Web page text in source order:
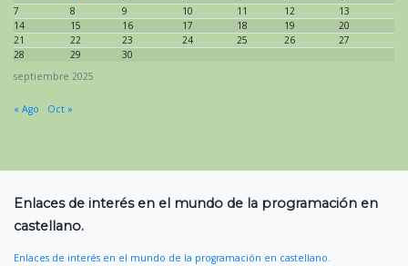
septiembre 2025
7
8 9 10 11 12
13
14
15 16 17 18 19
20
21
22 23 24 25 26
27
28
29 30
« Ago Oct »
Enlaces de interés en el mundo de la programación en
castellano.
Enlaces de interés en el mundo de la programación en castellano.